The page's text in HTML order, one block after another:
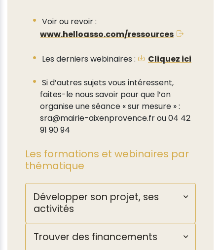
Voir ou revoir :
www.helloasso.com/ressources
Les derniers webinaires : Cliquez ici
Si d’autres sujets vous intéressent,
faites-le nous savoir pour que l’on
organise une séance « sur mesure » :
sra@mairie-aixenprovence.fr ou 04 42
91 90 94
Les formations et webinaires par
thématique
Développer son projet, ses
activités
Trouver des financements